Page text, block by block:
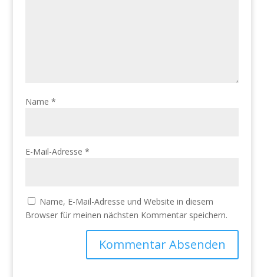
Name *
E-Mail-Adresse *
Name, E-Mail-Adresse und Website in diesem
Browser für meinen nächsten Kommentar speichern.